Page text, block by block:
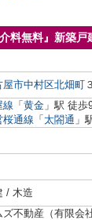
料無料』新築戸
屋市中村区北畑町
線 「 黄金 」駅 徒歩
桜通線 「 太閤通 」
/ 木造
不動産（有限会